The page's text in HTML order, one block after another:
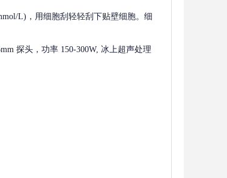
L)，用细胞刮轻轻刮下贴壁细胞。细
探头，功率 150-300W, 冰上超声处理